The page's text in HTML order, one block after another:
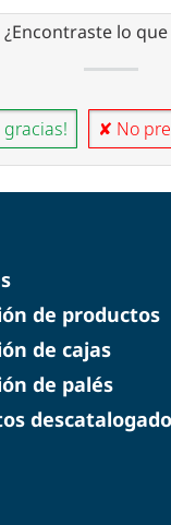
¿Encontraste lo
gracias! ✘ No
de productos
de cajas
de palés